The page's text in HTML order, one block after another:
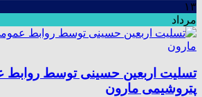
۱۳
مرداد
تسلیت اربعین حسینی توسط
پتروشیمی مارون